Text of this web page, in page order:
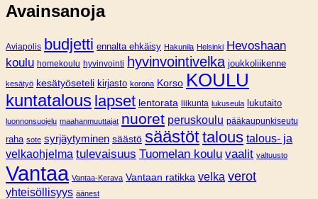
Avainsanoja
Aviapolis budjetti ennalta ehkäisy Hakunila Helsinki Hevoshaan
koulu homekoulu hyvinvointi hyvinvointivelka joukkoliikenne
kesätyö kesätyöseteli kirjasto korona Korso KOULU
kuntatalous lapset lentorata liikunta lukuseula lukutaito
luonnonsuojelu maahanmuuttajat nuoret peruskoulu pääkaupunkiseutu
raha sote syrjäytyminen säästö säästöttalous talous- ja
velkaohjelma tulevaisuus Tuomelan koulu vaalit valtuusto
Vantaa Vantaa-Kerava Vantaan ratikka velka verot
yhteisöllisyys äänest